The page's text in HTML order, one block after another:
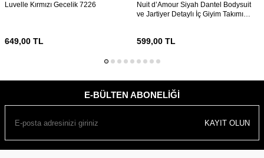
Luvelle Kırmızı Gecelik 7226
649,00 TL
Nuit d’Amour Siyah Dantel Bodysuit
ve Jartiyer Detaylı İç Giyim Takımı
599,00TL
E-BÜLTEN ABONELIĞI
KAYIT OLUN